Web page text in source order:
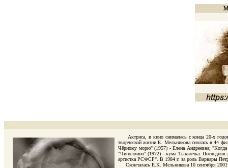
Актриса, в кино снималась с конца 20-х
творческой жизни Е. Мельникова снялась в 44
Чёрному морю" (1957) - Елена Андреевна;
"Чиполлино" (1972) - кума Тыквочка. Последняя
артистка РСФСР". В 1984 г. за роль Варвары
Скончалась Е.К. Мельникова 10 сентября 2001